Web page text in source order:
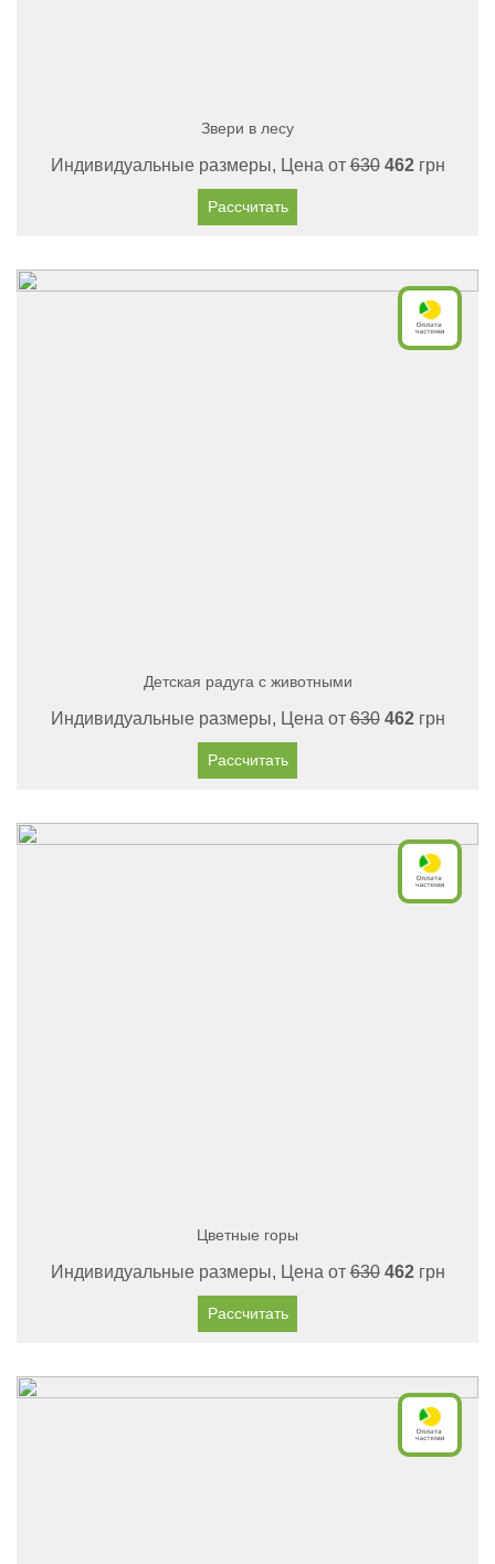
Звери в лесу
Индивидуальные размеры, Цена от630 462грн
Рассчитать
Детская радуга с животными
Индивидуальные размеры, Цена от630 462грн
Рассчитать
Цветные горы
Индивидуальные размеры, Цена от630 462грн
Рассчитать